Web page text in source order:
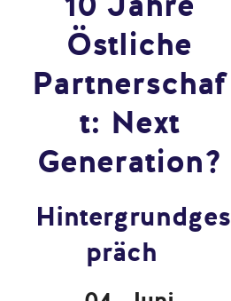
Östliche
Partnerschaf
t: Next
Generation?
Hintergrundges
präch